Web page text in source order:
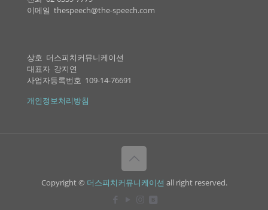
이메일 thespeech@the-speech.com
상호 더스피치커뮤니케이션
대표자 강지연
사업자등록번호 109-14-76691
개인정보처리방침
Copyright © 더스피치커뮤니케이션 all right reserved.